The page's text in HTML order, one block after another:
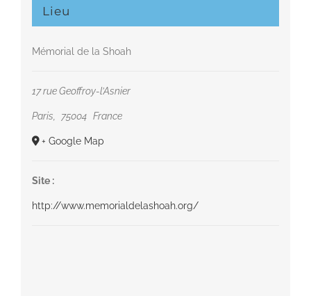
Lieu
Mémorial de la Shoah
17 rue Geoffroy-l’Asnier
Paris, 75004 France
+ Google Map
Site :
http://www.memorialdelashoah.org/